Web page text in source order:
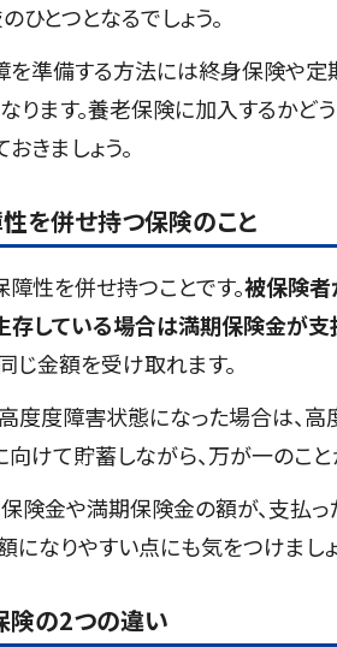
とつとなるでしょう。
を準備する方法には終身保険や
ます。養老保険に加入するかど
きましょう。
を併せ持つ保険のこと
性を併せ持つことです。被保険者
存している場合は満期保険金が支
じ金額を受け取れます。
度障害状態になった場合は、高
けて貯蓄しながら、万が一のこ
険金や満期保険金の額が、支払
なりやすい点にも気をつけましょ
険の2つの違い